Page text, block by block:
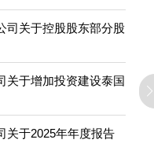
司关于控股股东部分股
关于增加投资建设泰国
关于2025年年度报告